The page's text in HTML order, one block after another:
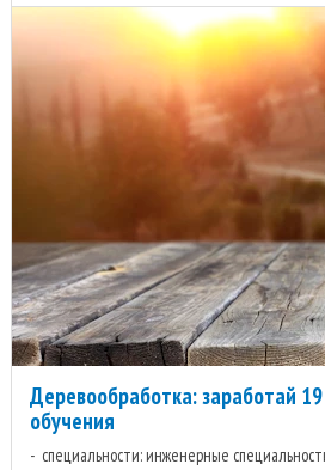
Деревообработка: заработай
обучения
специальности: инженерные